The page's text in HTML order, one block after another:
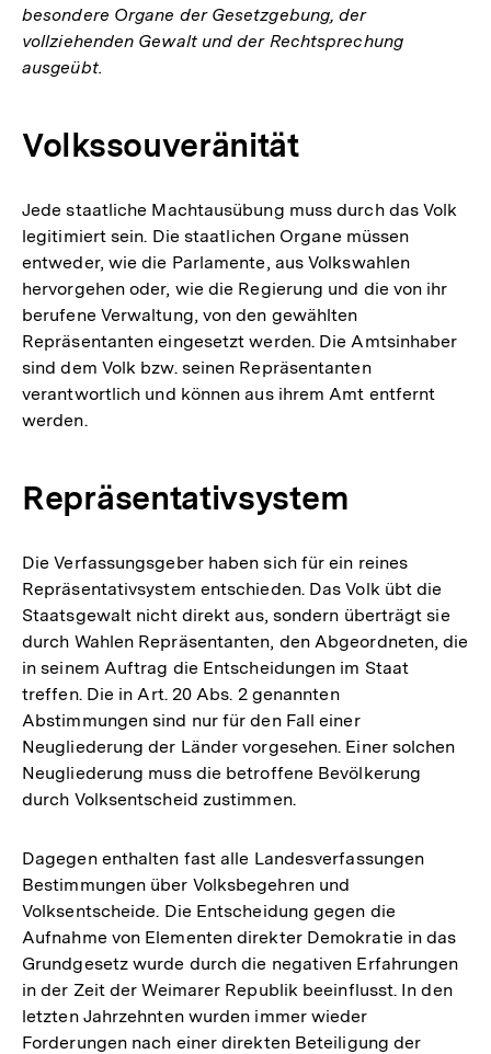
besondere Organe der Gesetzgebung, der
vollziehenden Gewalt und der Rechtsprechung
ausgeübt.
Volkssouveränität
Jede staatliche Machtausübung muss durch das Volk
legitimiert sein. Die staatlichen Organe müssen
entweder, wie die Parlamente, aus Volkswahlen
hervorgehen oder, wie die Regierung und die von ihr
berufene Verwaltung, von den gewählten
Repräsentanten eingesetzt werden. Die Amtsinhaber
sind dem Volk bzw. seinen Repräsentanten
verantwortlich und können aus ihrem Amt entfernt
werden.
Repräsentativsystem
Die Verfassungsgeber haben sich für ein reines
Repräsentativsystem entschieden. Das Volk übt die
Staatsgewalt nicht direkt aus, sondern überträgt sie
durch Wahlen Repräsentanten, den Abgeordneten, die
in seinem Auftrag die Entscheidungen im Staat
treffen. Die in Art. 20 Abs. 2 genannten
Abstimmungen sind nur für den Fall einer
Neugliederung der Länder vorgesehen. Einer solchen
Neugliederung muss die betroffene Bevölkerung
durch Volksentscheid zustimmen.
Dagegen enthalten fast alle Landesverfassungen
Bestimmungen über Volksbegehren und
Volksentscheide. Die Entscheidung gegen die
Aufnahme von Elementen direkter Demokratie in das
Grundgesetz wurde durch die negativen Erfahrungen
in der Zeit der Weimarer Republik beeinflusst. In den
letzten Jahrzehnten wurden immer wieder
Forderungen nach einer direkten Beteiligung der